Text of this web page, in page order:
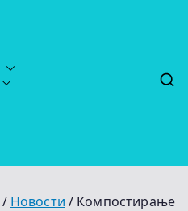
Новости Компостирање